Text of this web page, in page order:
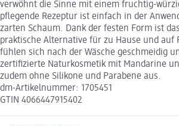
verwöhnt die Sinne mit einem fruchtig-
pflegende Rezeptur ist einfach in der
zarten Schaum. Dank der festen Form ist
praktische Alternative für zu Hause und auf
fühlen sich nach der Wäsche geschmeidig
zertifizierte Naturkosmetik mit Mandarine
zudem ohne Silikone und Parabene aus.
dm-Artikelnummer: 1705451
GTIN 4066447915402